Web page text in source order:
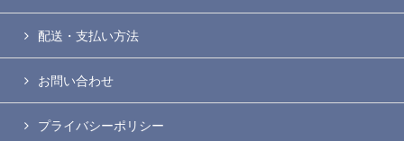
配送・支払い方法
お問い合わせ
プライバシーポリシー